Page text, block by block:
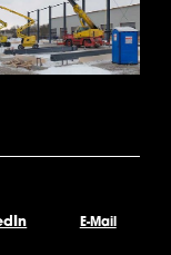
E-Mail